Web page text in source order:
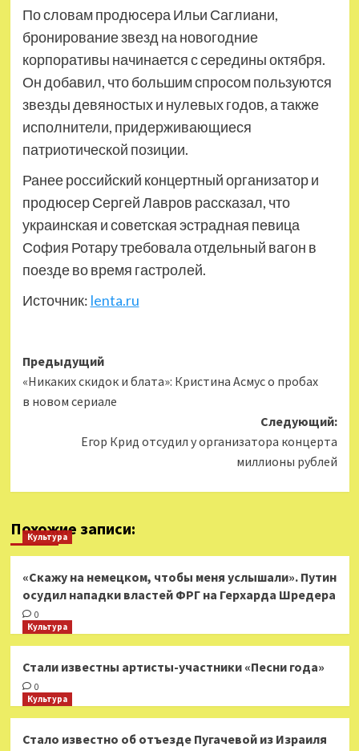
По словам продюсера Ильи Саглиани,
бронирование звезд на новогодние
корпоративы начинается с середины октября.
Он добавил, что большим спросом пользуются
звезды девяностых и нулевых годов, а также
исполнители, придерживающиеся
патриотической позиции.
Ранее российский концертный организатор и
продюсер Сергей Лавров рассказал, что
украинская и советская эстрадная певица
София Ротару требовала отдельный вагон в
поезде во время гастролей.
Источник: lenta.ru
Навигация
записи
Предыдущий
«Никаких скидок и блата»: Кристина Асмус о пробах
в новом сериале
Следующий:
Егор Крид отсудил у организатора концерта
миллионы рублей
Похожие записи:
Культура
«Скажу на немецком, чтобы меня услышали». Путин
осудил нападки властей ФРГ на Герхарда Шредера
0
Культура
Стали известны артисты-участники «Песни года»
0
Культура
Стало известно об отъезде Пугачевой из Израиля